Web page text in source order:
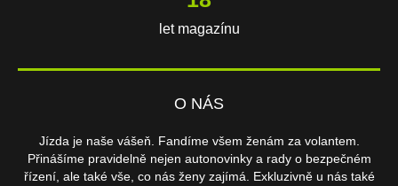
let magazínu
O NÁS
Jízda je naše vášeň. Fandíme všem ženám za volantem.
Přinášíme pravidelně nejen autonovinky a rady o bezpečném
řízení, ale také vše, co nás ženy zajímá. Exkluzivně u nás také